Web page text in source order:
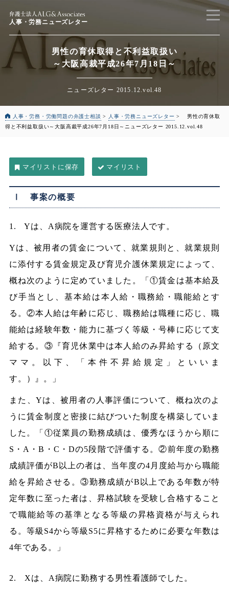
人事・労務ニューズレター
男性の育休取得と不利益取扱い
～大阪高裁平成26年7月18日～
ニューズレター 2015.12.vol.48
人事・労務・労働問題の弁護士相談 > 人事・労務ニューズレター >
男性の育休取
得と不利益取扱い～大阪高裁平成26年7月18日～ニューズレター 2015.12.vol.48
マイリスト
Ⅰ 事案の概要
1. Yは、A病院を運営する医療法人です。
Yは、被用者の賃金について、就業規則と、就業規則
に添付する賃金規定及び育児介護休業規定によって、
概ね次のように定めていました。「①賃金は基本給及
び手当とし、基本給は本人給・職務給・職能給とす
る。②本人給は年齢に応じ、職務給は職種に応じ、職
能給は経験年数・能力に基づく等級・号棒に応じて支
給する。③『育児休業中は本人給のみ昇給する（原文
ママ。以下、「本件不昇給規定」といいま
す。）』。」
また、Yは、被用者の人事評価について、概ね次のよ
うに賃金制度と密接に結びついた制度を構築していま
した。「①従業員の勤務成績は、優秀なほうから順に
S・A・B・C・Dの5段階で評価する。②前年度の勤務
成績評価がB以上の者は、当年度の4月度給与から職能
給を昇給させる。③勤務成績がB以上である年数が特
定年数に至った者は、昇格試験を受験し合格すること
で職能給等の基準となる等級の昇格資格が与えられ
る。等級S4から等級S5に昇格するために必要な年数は
4年である。」
2. Xは、A病院に勤務する男性看護師でした。